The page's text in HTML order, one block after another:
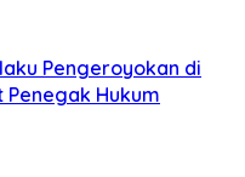
Pengeroyokan di
Hukum